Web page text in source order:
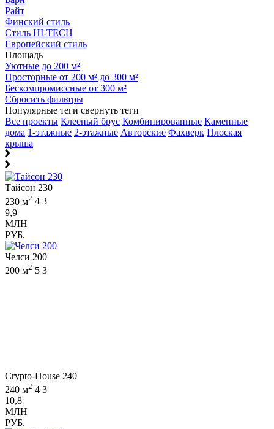
Райт
Финский стиль
Стиль HI-TECH
Европейский стиль
Площадь
Уютные до 200 м²
Просторные от 200 м² до 300 м²
Бескомпромиссные от 300 м²
Сбросить фильтры
Популярные теги свернуть теги
Все проекты Клееный брус Комбинированные Каменные
дома 1-этажные 2-этажные Авторские Фахверк Плоская
крыша
Тайсон 230
230 м2 4 3
9,9
МЛН
РУБ.
Челси 200
200 м2 5 3
Crypto-House 240
240 м2 4 3
10,8
МЛН
РУБ.